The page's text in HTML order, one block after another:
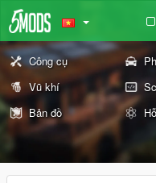
Công cụ
Vũ khí
Bản đồ